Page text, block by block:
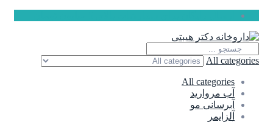
All categories
All categories
آب مروارید
آبرسانی مو
آلزایمر